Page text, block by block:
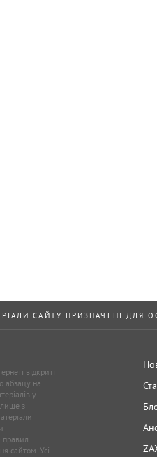
САЙТУ ПРИЗНАЧЕНІ ДЛЯ
відкриті
абзацу на
у
з
правил
сайтом. Усі